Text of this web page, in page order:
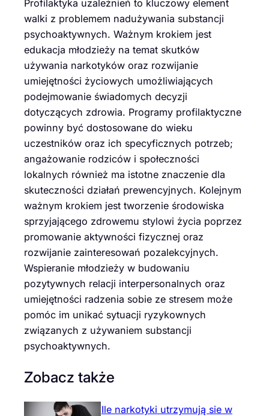
Profilaktyka uzależnień to kluczowy element
walki z problemem nadużywania substancji
psychoaktywnych. Ważnym krokiem jest
edukacja młodzieży na temat skutków
używania narkotyków oraz rozwijanie
umiejętności życiowych umożliwiających
podejmowanie świadomych decyzji
dotyczących zdrowia. Programy profilaktyczne
powinny być dostosowane do wieku
uczestników oraz ich specyficznych potrzeb;
angażowanie rodziców i społeczności
lokalnych również ma istotne znaczenie dla
skuteczności działań prewencyjnych. Kolejnym
ważnym krokiem jest tworzenie środowiska
sprzyjającego zdrowemu stylowi życia poprzez
promowanie aktywności fizycznej oraz
rozwijanie zainteresowań pozalekcyjnych.
Wspieranie młodzieży w budowaniu
pozytywnych relacji interpersonalnych oraz
umiejętności radzenia sobie ze stresem może
pomóc im unikać sytuacji ryzykownych
związanych z używaniem substancji
psychoaktywnych.
Zobacz także
Ile narkotyki utrzymują sie w